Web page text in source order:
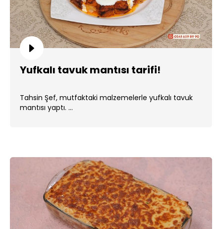
Yufkalı tavuk mantısı tarifi!
Tahsin Şef, mutfaktaki malzemelerle yufkalı tavuk
mantısı yaptı. ...